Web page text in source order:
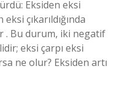
Eksiden eksi
çıkarıldığında
. Bu durum, iki negatif
eksi çarpı eksi
ne olur? Eksiden artı